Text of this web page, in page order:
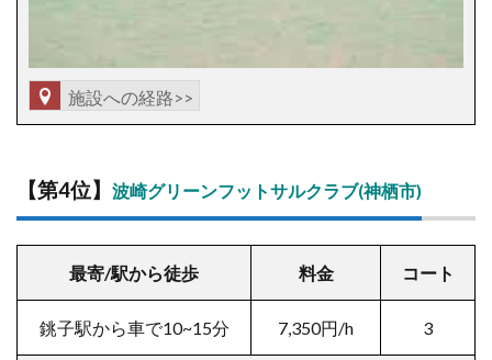
施設への経路>>
【第4位】 波崎グリーンフットサルクラブ(神栖市)
最寄/駅から徒歩 料金 コート
銚子駅から車で10~15分 7,350円/h 3